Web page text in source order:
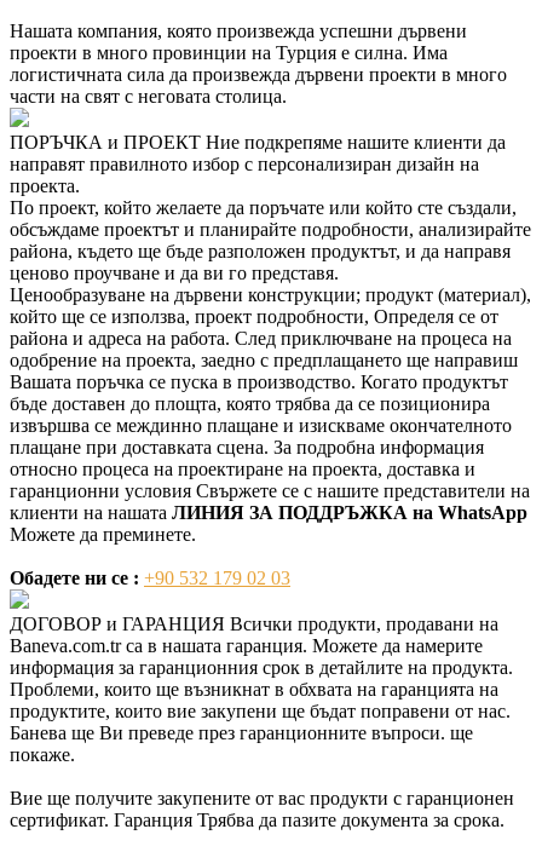
Нашата компания, която произвежда успешни дървени
проекти в много провинции на Турция е силна. Има
логистичната сила да произвежда дървени проекти в много
части на свят с неговата столица.
ПОРЪЧКА и ПРОЕКТ Ние подкрепяме нашите клиенти да
направят правилното избор с персонализиран дизайн на
проекта.
По проект, който желаете да поръчате или който сте създали,
обсъждаме проектът и планирайте подробности, анализирайте
района, където ще бъде разположен продуктът, и да направя
ценово проучване и да ви го представя.
Ценообразуване на дървени конструкции; продукт (материал),
който ще се използва, проект подробности, Определя се от
района и адреса на работа. След приключване на процеса на
одобрение на проекта, заедно с предплащането ще направиш
Вашата поръчка се пуска в производство. Когато продуктът
бъде доставен до площта, която трябва да се позиционира
извършва се междинно плащане и изискваме окончателното
плащане при доставката сцена. За подробна информация
относно процеса на проектиране на проекта, доставка и
гаранционни условия Свържете се с нашите представители на
клиенти на нашата ЛИНИЯ ЗА ПОДДРЪЖКА на WhatsApp
Можете да преминете.
Обадете ни се : +90 532 179 02 03
ДОГОВОР и ГАРАНЦИЯ Всички продукти, продавани на
Baneva.com.tr са в нашата гаранция. Можете да намерите
информация за гаранционния срок в детайлите на продукта.
Проблеми, които ще възникнат в обхвата на гаранцията на
продуктите, които вие закупени ще бъдат поправени от нас.
Банева ще Ви преведе през гаранционните въпроси. ще
покаже.
Вие ще получите закупените от вас продукти с гаранционен
сертификат. Гаранция Трябва да пазите документа за срока.